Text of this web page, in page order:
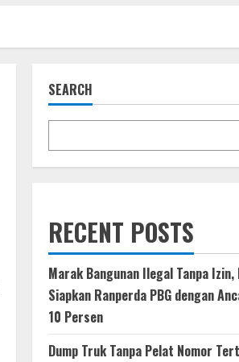
SEARCH
RECENT POSTS
Marak Bangunan Ilegal Tanpa Izin,
Siapkan Ranperda PBG dengan
10 Persen
Dump Truk Tanpa Pelat Nomor